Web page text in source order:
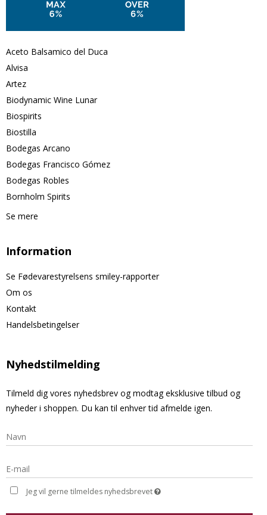
Aceto Balsamico del Duca
Alvisa
Artez
Biodynamic Wine Lunar
Biospirits
Biostilla
Bodegas Arcano
Bodegas Francisco Gómez
Bodegas Robles
Bornholm Spirits
Se mere
Information
Se Fødevarestyrelsens smiley-rapporter
Om os
Kontakt
Handelsbetingelser
Nyhedstilmelding
Tilmeld dig vores nyhedsbrev og modtag eksklusive tilbud og
nyheder i shoppen. Du kan til enhver tid afmelde igen.
Jeg vil gerne tilmeldes nyhedsbrevet